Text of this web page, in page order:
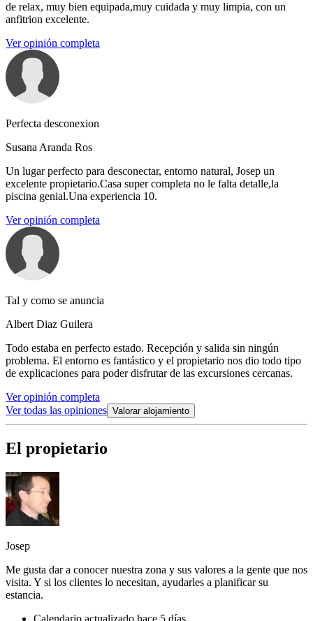
de relax, muy bien equipada,muy cuidada y muy limpia, con un
anfitrion excelente.
Ver opinión completa
Perfecta desconexion
Susana Aranda Ros
Un lugar perfecto para desconectar, entorno natural, Josep un
excelente propietario.Casa super completa no le falta detalle,la
piscina genial.Una experiencia 10.
Ver opinión completa
Tal y como se anuncia
Albert Diaz Guilera
Todo estaba en perfecto estado. Recepción y salida sin ningún
problema. El entorno es fantástico y el propietario nos dio todo tipo
de explicaciones para poder disfrutar de las excursiones cercanas.
Ver opinión completa
Ver todas las opiniones Valorar alojamiento
El propietario
Josep
Me gusta dar a conocer nuestra zona y sus valores a la gente que nos
visita. Y si los clientes lo necesitan, ayudarles a planificar su
estancia.
Calendario actualizado hace 5 días.